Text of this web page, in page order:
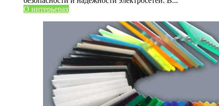
О интерьерах